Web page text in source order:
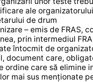
ale
de drum
– emis de FRAS,
prin intermediul
întocmit de
document care,
ordine care să elimine
mai sus menționate